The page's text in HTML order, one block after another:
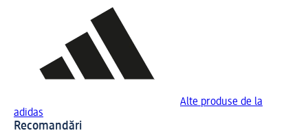
Alte produse de la
adidas
Recomandări